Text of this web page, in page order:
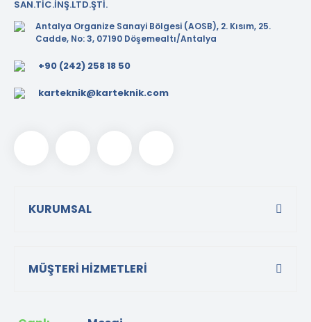
SAN.TİC.İNŞ.LTD.ŞTİ.
Antalya Organize Sanayi Bölgesi (AOSB), 2. Kısım, 25.
Cadde, No: 3, 07190 Döşemealtı/Antalya
+90 (242) 258 18 50
karteknik@karteknik.com
KURUMSAL
MÜŞTERİ HİZMETLERİ